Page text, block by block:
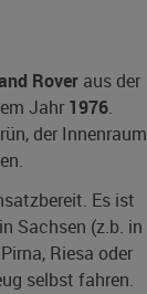
Rover aus der
Jahr 1976.
der Innenraum
Es ist
Sachsen (z.b. in
Riesa oder
selbst fahren.